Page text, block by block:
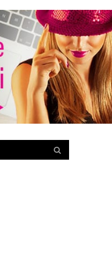
W EVENTACH